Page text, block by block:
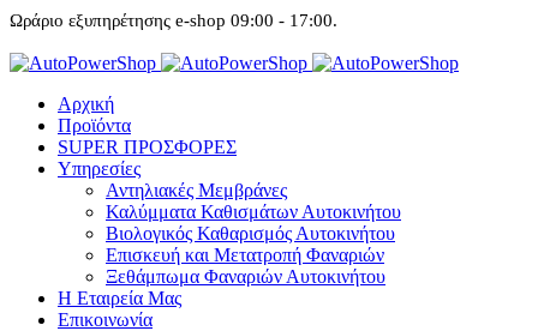
Ωράριο εξυπηρέτησης e-shop 09:00 - 17:00.
Αρχική
Προϊόντα
SUPER ΠΡΟΣΦΟΡΕΣ
Υπηρεσίες
Αντηλιακές Μεμβράνες
Καλύμματα Καθισμάτων Αυτοκινήτου
Βιολογικός Καθαρισμός Αυτοκινήτου
Επισκευή και Μετατροπή Φαναριών
Ξεθάμπωμα Φαναριών Αυτοκινήτου
Η Εταιρεία Μας
Επικοινωνία